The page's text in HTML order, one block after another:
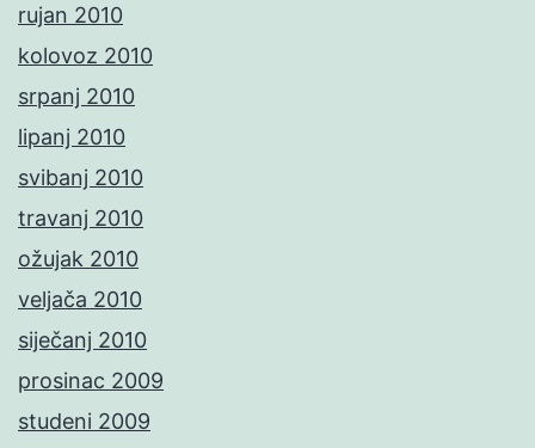
rujan 2010
kolovoz 2010
srpanj 2010
lipanj 2010
svibanj 2010
travanj 2010
ožujak 2010
veljača 2010
siječanj 2010
prosinac 2009
studeni 2009